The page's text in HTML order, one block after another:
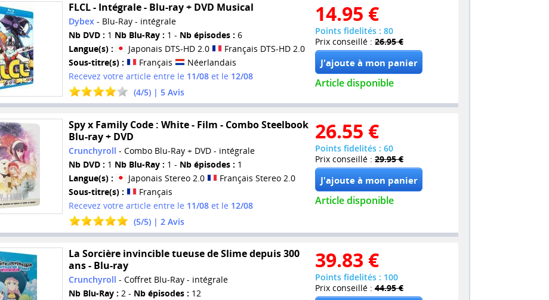
FLCL - Intégrale - Blu-ray + DVD Musical
Dybex- Blu-Ray - intégrale
Nb DVD : 1 Nb Blu-Ray : 1 - Nb épisodes : 6
Langue(s) :
Japonais DTS-HD 2.0
Français DTS-HD 2.0
Sous-titre(s) :
Français
Néerlandais
Recevez votre article entre le 11/08et le 12/08
(4/5) | 5Avis
14.95 €
Points fidelités : 80
Prix conseillé : 26.95 €
Article disponible
Spy x Family Code : White - Film - Combo Steelbook
Blu-ray + DVD
Crunchyroll - Combo Blu-Ray + DVD - intégrale
Nb DVD : 1 Nb Blu-Ray : 1 - Nb épisodes : 1
Langue(s) :
Japonais Stereo 2.0
Français Stereo 2.0
Sous-titre(s) :
Français
Recevez votre article entre le 11/08et le 12/08
(5/5) | 2Avis
26.55 €
Points fidelités : 60
Prix conseillé : 29.95 €
Article disponible
La Sorcière invincible tueuse de Slime depuis 300
ans - Blu-ray
Crunchyroll - Coffret Blu-Ray - intégrale
Nb Blu-Ray : 2 - Nb épisodes : 12
39.83 €
Points fidelités : 100
Prix conseillé : 44.95 €